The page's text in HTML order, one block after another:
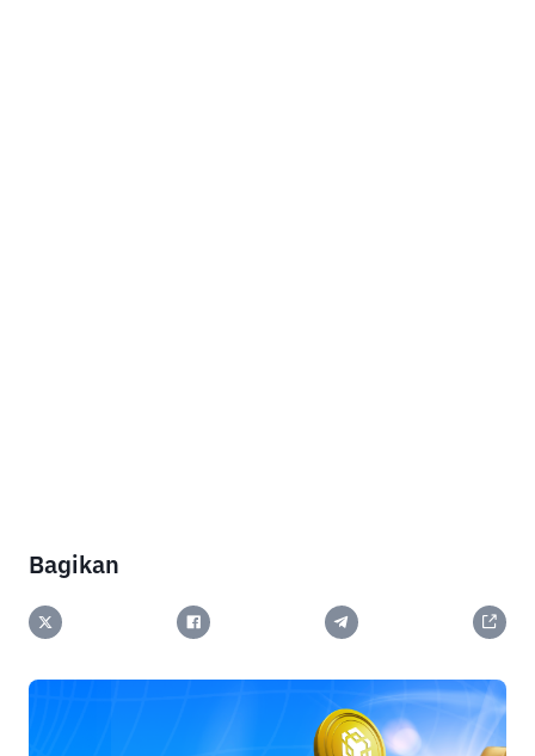
Bagikan